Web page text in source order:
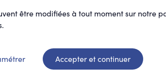
être modifiées à tout moment sur notre
Accepter et continuer